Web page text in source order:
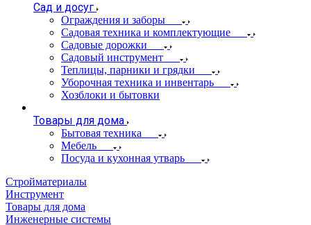
Сад и досуг
Ограждения и заборы
Садовая техника и комплектующие
Садовые дорожки
Садовый инструмент
Теплицы, парники и грядки
Уборочная техника и инвентарь
Хозблоки и бытовки
Товары для дома
Бытовая техника
Мебель
Посуда и кухонная утварь
Стройматериалы
Инструмент
Товары для дома
Инженерные системы